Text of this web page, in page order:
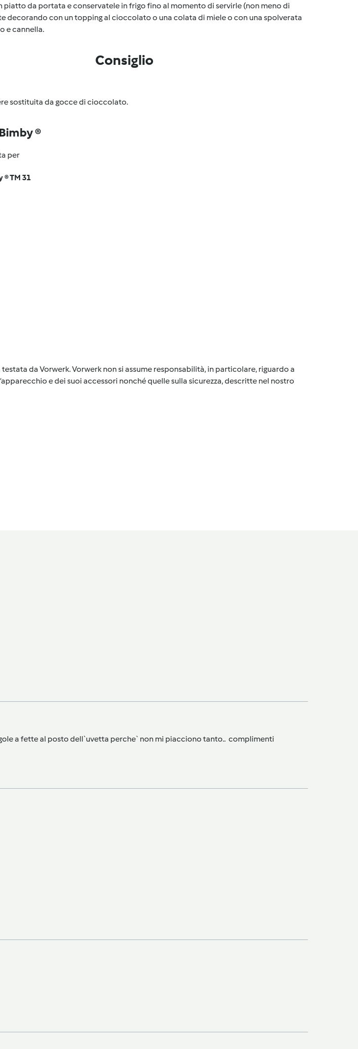
piatto da portata e conservatele in frigo fino al momento di servirle (non meno di
decorando con un topping al cioccolato o una colata di miele o con una spolverata
e cannella.
Consiglio
sostituita da gocce di cioccolato.
®
per
® TM 31
da Vorwerk. Vorwerk non si assume responsabilità, in particolare, riguardo a
e dei suoi accessori nonché quelle sulla sicurezza, descritte nel nostro
a fette al posto dell`uvetta perche` non mi piacciono tanto.. complimenti